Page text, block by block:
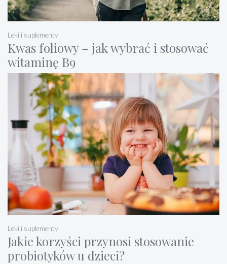
Kwas foliowy – jak wybrać i stosować
witaminę B9
Leki i suplementy
Jakie korzyści przynosi stosowanie
probiotyków u dzieci?
Leki i suplementy